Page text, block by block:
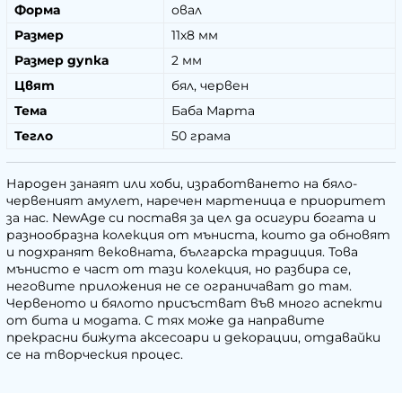
Форма
овал
Размер
11х8 мм
Размер дупка
2 мм
Цвят
бял, червен
Тема
Баба Марта
Тегло
50 грама
Народен занаят или хоби, изработването на бяло-
червеният амулет, наречен мартеница е приоритет
за нас. NewAge си поставя за цел да осигури богата и
разнообразна колекция от мъниста, които да обновят
и подхранят вековната, българска традиция. Това
мънисто е част от тази колекция, но разбира се,
неговите приложения не се ограничават до там.
Червеното и бялото присъстват във много аспекти
от бита и модата. С тях може да направите
прекрасни бижута аксесоари и декорации, отдавайки
се на творческия процес.